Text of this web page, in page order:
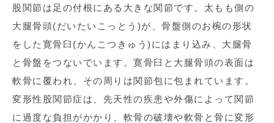
股関節は足の付根にある大きな関節です。太もも側の
大腿骨頭(だいたいこっとう)が、骨盤側のお椀の形状
をした寛骨臼(かんこつきゅう)にはまり込み、大腿骨
と骨盤をつないでいます。寛骨臼と大腿骨頭の表面は
軟骨に覆われ、その周りは関節包に包まれています。
変形性股関節症は、先天性の疾患や外傷によって関節
に過度な負担がかかり、軟骨の破壊や軟骨と骨に変形